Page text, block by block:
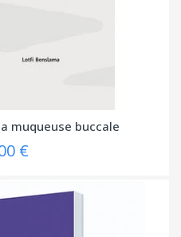
muqueuse buccale
€